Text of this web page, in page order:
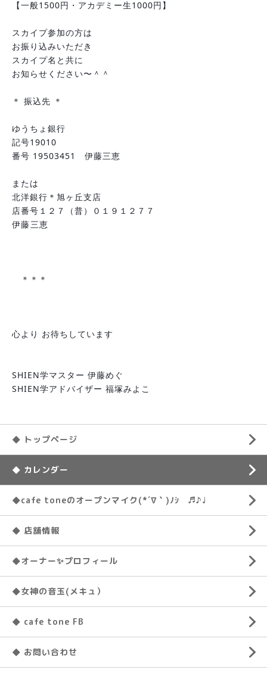
【一般1500円・アカデミー生1000円】
スカイプ参加の方は
お振り込みいただき
スカイプ名と共に
お知らせください〜＾＾
＊ 振込先 ＊
ゆうちょ銀行
記号19010
番号 19503451　伊藤三恵
または
北洋銀行＊旭ヶ丘支店
店番号１２７（普）０１９１２７７
伊藤三恵
＊＊＊
心より お待ちしています
SHIEN学マスター 伊藤めぐ
SHIEN学アドバイザー 福塚みよこ
◆ トップページ
◆ カレンダー
◆cafe toneのオープンマイク(*´∇｀)ﾉｼ ♬♪♩
◆ 店舗情報
◆オーナー✨プロフィール
◆女神の音玉(メキュ）
◆ cafe tone FB
◆ お問い合わせ